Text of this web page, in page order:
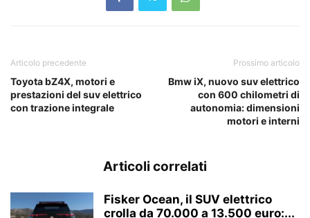
Articolo precedente
Toyota bZ4X, motori e
prestazioni del suv elettrico
con trazione integrale
Prossimo articolo
Bmw iX, nuovo suv elettrico
con 600 chilometri di
autonomia: dimensioni
motori e interni
Articoli correlati
Fisker Ocean, il SUV elettrico
crolla da 70.000 a 13.500 euro:...